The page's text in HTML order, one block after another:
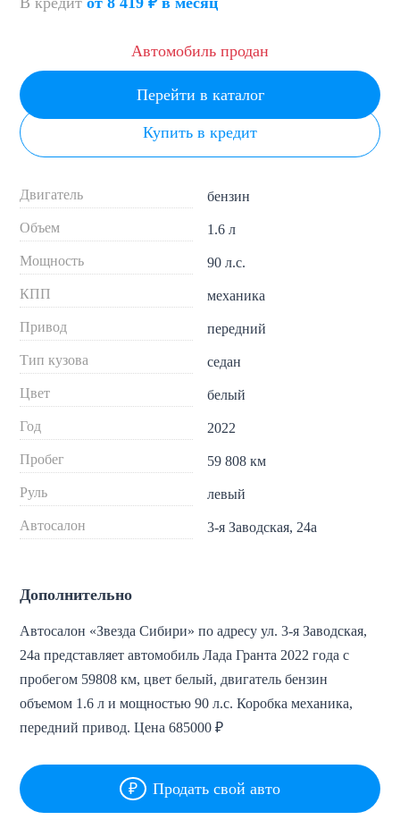
Автомобиль продан
Перейти в каталог
Купить в кредит
Двигатель бензин
Объем 1.6 л
Мощность 90 л.с.
КПП механика
Привод передний
Тип кузова седан
Цвет белый
Год 2022
Пробег 59 808 км
Руль левый
Автосалон 3-я Заводская, 24а
Дополнительно
Автосалон «Звезда Сибири» по адресу ул. 3-я Заводская,
24а представляет автомобиль Лада Гранта 2022 года с
пробегом 59808 км, цвет белый, двигатель бензин
объемом 1.6 л и мощностью 90 л.с. Коробка механика,
передний привод. Цена 685000 ₽
Продать свой авто